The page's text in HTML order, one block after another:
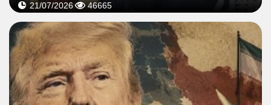
21/07/2026 46665